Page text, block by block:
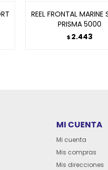
REEL FRONTAL MARINE
PRISMA 5000
$ 2.443
MI CUENTA
Mi cuenta
Mis compras
Mis direcciones